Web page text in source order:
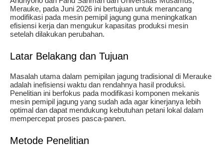
Merauke, pada Juni 2026 ini bertujuan untuk merancang
modifikasi pada mesin pemipil jagung guna meningkatkan
efisiensi kerja dan mengukur kapasitas produksi mesin
setelah dilakukan perubahan.
Latar Belakang dan Tujuan
Masalah utama dalam pemipilan jagung tradisional di Merauke
adalah inefisiensi waktu dan rendahnya hasil produksi.
Penelitian ini berfokus pada modifikasi komponen mekanis
mesin pemipil jagung yang sudah ada agar kinerjanya lebih
optimal dan dapat mendukung kebutuhan petani lokal dalam
mempercepat proses pasca-panen.
Metode Penelitian